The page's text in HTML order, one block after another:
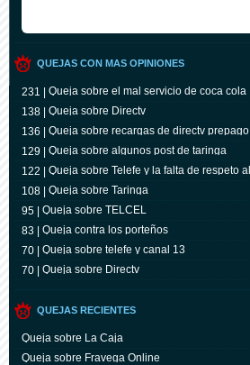
QUEJAS CON MAS OPINIONES
231 | Queja sobre el mal servicio de coca cola
138 | Queja sobre Directv
136 | Queja sobre recargas de directv prepago
129 | Queja sobre algunos post de taringa
122 | Queja sobre Telefe y la falta de respeto al
televidente
108 | Queja sobre Taringa
95 | Queja sobre TELCEL
83 | Queja contra los porteños
70 | Queja sobre telefe y canal 13
70 | Queja sobre Directv
QUEJAS RECIENTES
Queja sobre La Caja
Queja sobre Fravega Online